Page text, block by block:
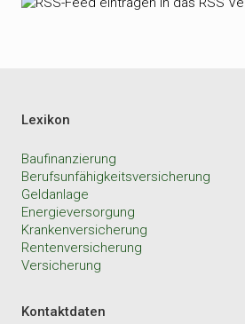
Lexikon
Baufinanzierung
Berufsunfähigkeitsversicherung
Geldanlage
Energieversorgung
Krankenversicherung
Rentenversicherung
Versicherung
Kontaktdaten